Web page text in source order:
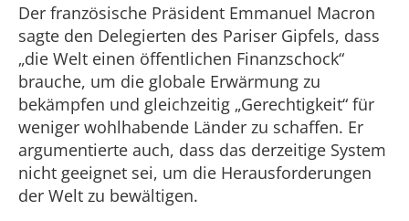
Der französische Präsident Emmanuel Macron
sagte den Delegierten des Pariser Gipfels, dass
„die Welt einen öffentlichen Finanzschock“
brauche, um die globale Erwärmung zu
bekämpfen und gleichzeitig „Gerechtigkeit“ für
weniger wohlhabende Länder zu schaffen. Er
argumentierte auch, dass das derzeitige System
nicht geeignet sei, um die Herausforderungen
der Welt zu bewältigen.